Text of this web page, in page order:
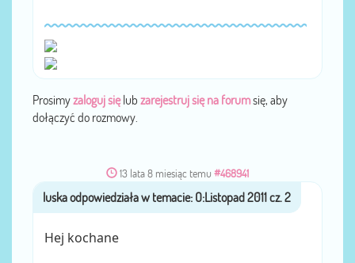
Prosimyzaloguj sięlub zarejestruj się na forumsię, aby
dołączyć do rozmowy.
13 lata 8 miesiąc temu #468941
przezluska
Hej kochane